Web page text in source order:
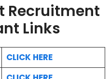
Recruitment
Links
CLICK HERE